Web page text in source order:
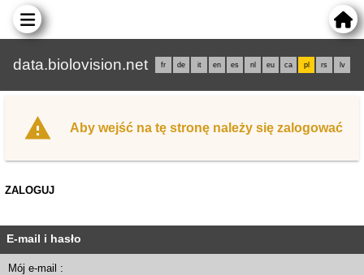
data.biolovision.net fr de it en es nl eu ca pl rs lv
Aby wejść na tę stronę należy się zalogować
ZALOGUJ
E-mail i hasło
Mój e-mail :